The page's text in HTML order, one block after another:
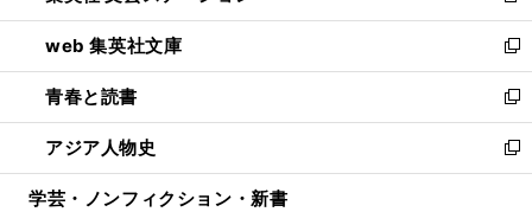
ン
ド
ウ
で
開
く
ウ
ィ
ン
ド
ウ
で
開
し
い
ウ
ィ
ン
ド
ウ
web 集英社文庫
新
し
い
ウ
ィ
ン
青春と読書
新
し
い
ウ
アジア人物史
新
し
学芸・ノンフィクション・新書